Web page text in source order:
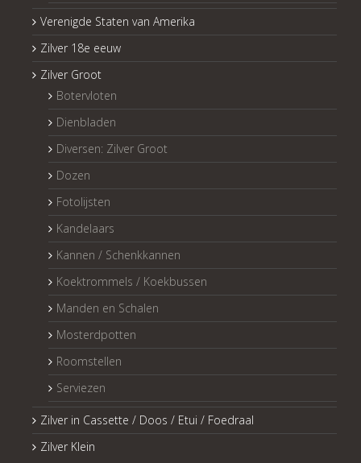
Verenigde Staten van Amerika
Zilver 18e eeuw
Zilver Groot
Botervloten
Dienbladen
Diversen: Zilver Groot
Dozen
Fotolijsten
Kandelaars
Kannen / Schenkkannen
Koektrommels / Koekbussen
Manden en Schalen
Mosterdpotten
Roomstellen
Serviezen
Zilver in Cassette / Doos / Etui / Foedraal
Zilver Klein